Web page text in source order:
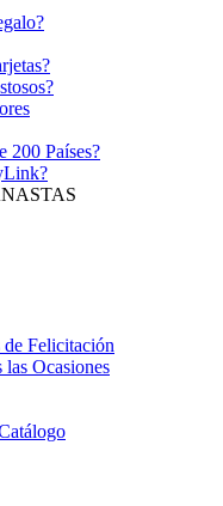
200 Países?
Felicitación
las Ocasiones